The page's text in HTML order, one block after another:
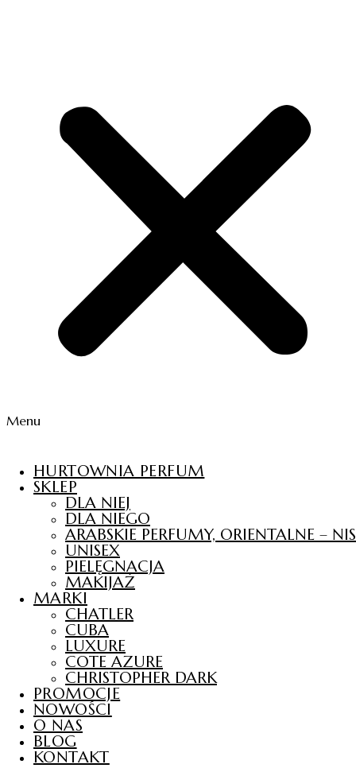
Menu
HURTOWNIA PERFUM
SKLEP
DLA NIEJ
DLA NIEGO
ARABSKIE PERFUMY, ORIENTALNE –
UNISEX
PIELĘGNACJA
MAKIJAŻ
MARKI
CHATLER
CUBA
LUXURE
COTE AZURE
CHRISTOPHER DARK
PROMOCJE
NOWOŚCI
O NAS
BLOG
KONTAKT